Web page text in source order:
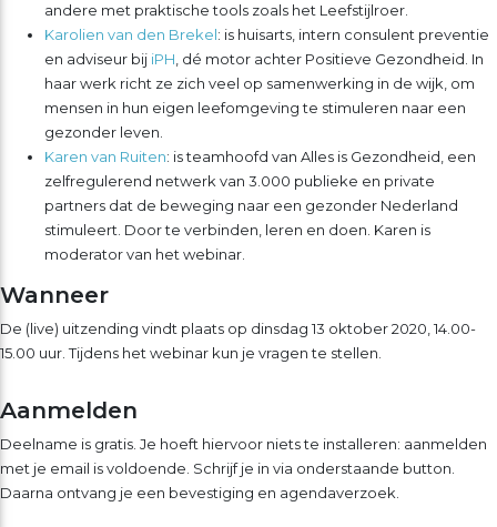
andere met praktische tools zoals het Leefstijlroer.
Karolien van den Brekel: is huisarts, intern consulent preventie
en adviseur bij iPH , dé motor achter Positieve Gezondheid. In
haar werk richt ze zich veel op samenwerking in de wijk, om
mensen in hun eigen leefomgeving te stimuleren naar een
gezonder leven.
Karen van Ruiten: is teamhoofd van Alles is Gezondheid, een
zelfregulerend netwerk van 3.000 publieke en private
partners dat de beweging naar een gezonder Nederland
stimuleert. Door te verbinden, leren en doen. Karen is
moderator van het webinar.
Wanneer
De (live) uitzending vindt plaats op dinsdag 13 oktober 2020, 14.00-
15.00 uur. Tijdens het webinar kun je vragen te stellen.
Aanmelden
Deelname is gratis. Je hoeft hiervoor niets te installeren: aanmelden
met je email is voldoende. Schrijf je in via onderstaande button.
Daarna ontvang je een bevestiging en agendaverzoek.